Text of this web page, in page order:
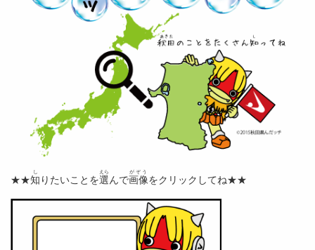
★★知
し
りたいことを選
えら
んで画像
がぞう
をクリックしてね★★